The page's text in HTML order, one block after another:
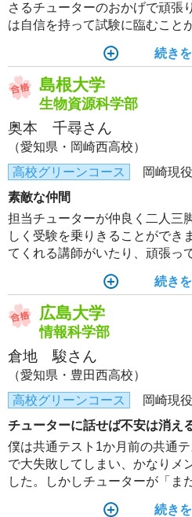
さるチューターのおかげで頑張
は自信を持って試験に臨むこと
続き
島根大学
生物資源科学部
奥本 千尋さん
（愛知県・岡崎西高校）
高校グリーンコース
岡崎現
素敵な仲間
担当チューターが仲良く二人三
しく受験を乗りきることができ
てくれる講師がいたり、頑張っ
続き
広島大学
情報科学部
倉地 駿さん
（愛知県・豊田西高校）
高校グリーンコース
岡崎現
チューターに話せば不安は消え
僕は共通テスト1か月前の共通
で大失敗してしまい、かなりメ
した。しかしチューターが「ま
続き